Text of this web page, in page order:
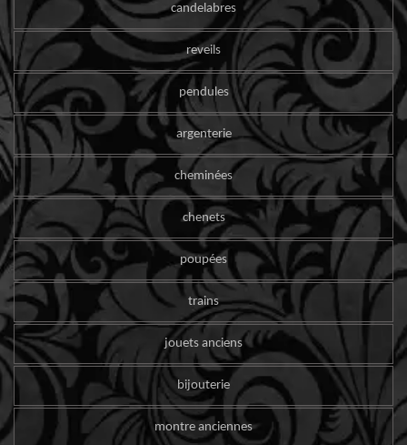
candelabres
reveils
pendules
argenterie
cheminées
chenets
poupées
trains
jouets anciens
bijouterie
montre anciennes